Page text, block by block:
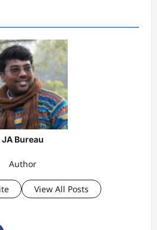
JA Bureau
Author
View All Posts